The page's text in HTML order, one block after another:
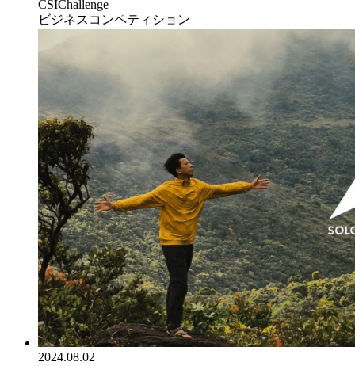
CSIChallenge
ビジネスコンペティション
2024.08.02